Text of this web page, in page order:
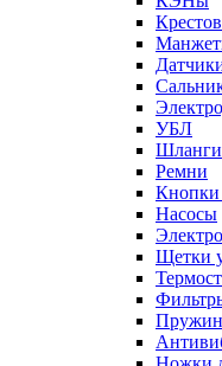
УБЛ
Шланги
Ремни
Кнопки
Насосы
Щетки